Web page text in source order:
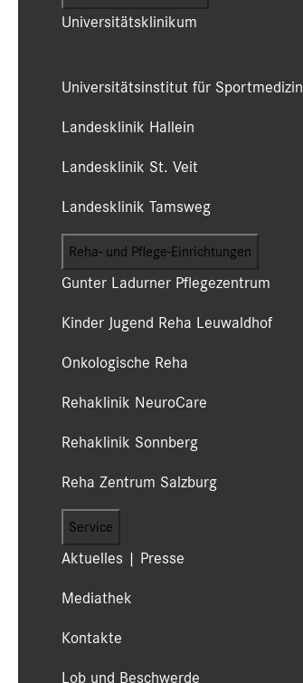
Universitätsklinikum
Universitätsinstitut für Sportmedizin
Landesklinik Hallein
Landesklinik St. Veit
Landesklinik Tamsweg
Reha- und Pflege-Einrichtungen
Gunter Ladurner Pflegezentrum
Kinder Jugend Reha Leuwaldhof
Onkologische Reha
Rehaklinik NeuroCare
Rehaklinik Sonnberg
Reha Zentrum Salzburg
Service
Aktuelles | Presse
Mediathek
Kontakte
Lob und Beschwerde